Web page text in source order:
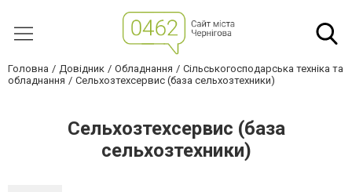
Головна Довідник Обладнання
Сільськогосподарська техніка та
обладнання
Сельхозтехсервис (база сельхозтехники)
Сельхозтехсервис (база
сельхозтехники)